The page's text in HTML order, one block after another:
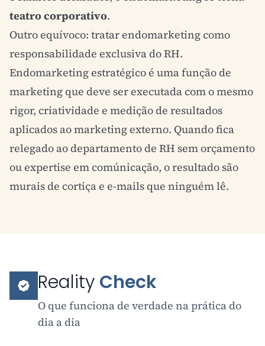
teatro corporativo.
Outro equívoco: tratar endomarketing como
responsabilidade exclusiva do RH.
Endomarketing estratégico é uma função de
marketing que deve ser executada com o mesmo
rigor, criatividade e medição de resultados
aplicados ao marketing externo. Quando fica
relegado ao departamento de RH sem orçamento
ou expertise em comúnicação, o resultado são
murais de cortiça e e-mails que ninguém lê.
Reality Check
O que funciona de verdade na prática do
dia a dia